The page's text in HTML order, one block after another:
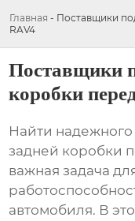
Главная - Поставщики
RAV4
Поставщики
коробки
Найти
задней коробки
важная задача
автомобиля. В